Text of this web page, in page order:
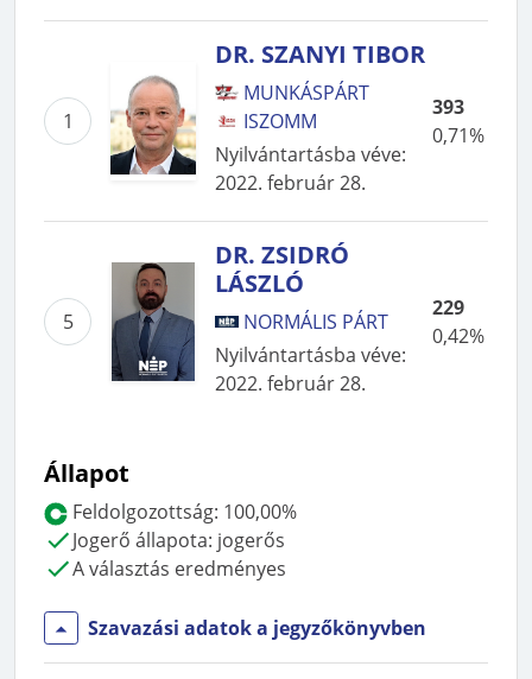
1
DR. SZANYI TIBOR
MUNKÁSPÁRT
ISZOMM
Nyilvántartásba véve:
2022. február 28.
393
0,71%
5
DR. ZSIDRÓ
LÁSZLÓ
NORMÁLIS PÁRT
Nyilvántartásba véve:
2022. február 28.
229
0,42%
Állapot
Feldolgozottság: 100,00%
Jogerő állapota: jogerős
A választás eredményes
Szavazási adatok a jegyzőkönyvben